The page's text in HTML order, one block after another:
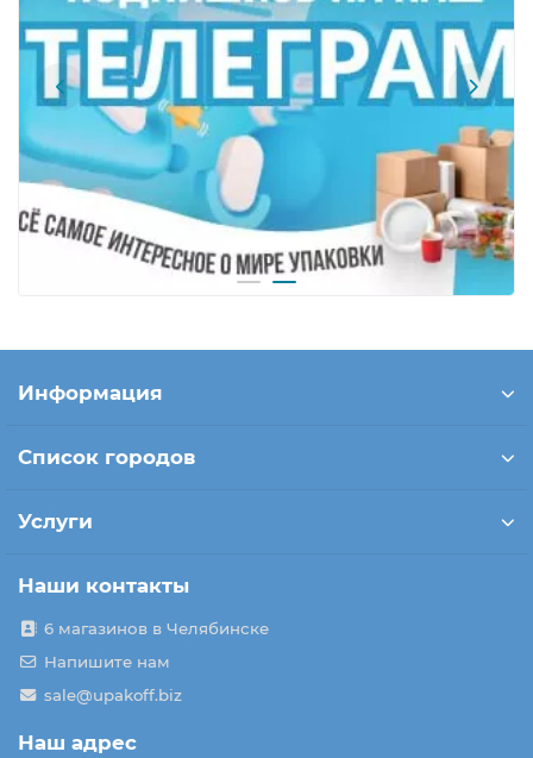
Информация
Список городов
Услуги
Наши контакты
6 магазинов в Челябинске
Напишите нам
sale@upakoff.biz
Наш адрес